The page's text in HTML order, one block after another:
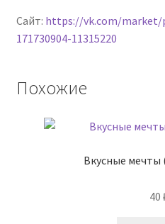
Сайт: https://vk.com/
171730904-11315220
Похожие
Вкусные мечты
40